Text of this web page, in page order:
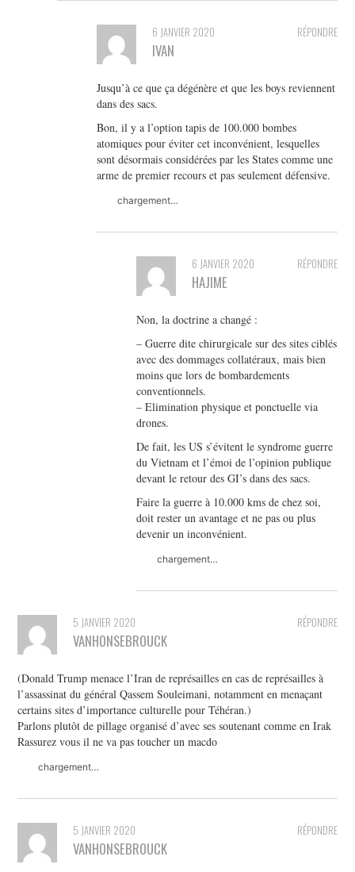
RÉPONDRE
6 JANVIER 2020
IVAN
Jusqu’à ce que ça dégénère et que les boys reviennent
dans des sacs.
Bon, il y a l’option tapis de 100.000 bombes
atomiques pour éviter cet inconvénient, lesquelles
sont désormais considérées par les States comme une
arme de premier recours et pas seulement défensive.
chargement…
RÉPONDRE
6 JANVIER 2020
HAJIME
Non, la doctrine a changé :
– Guerre dite chirurgicale sur des sites ciblés
avec des dommages collatéraux, mais bien
moins que lors de bombardements
conventionnels.
– Elimination physique et ponctuelle via
drones.
De fait, les US s’évitent le syndrome guerre
du Vietnam et l’émoi de l’opinion publique
devant le retour des GI’s dans des sacs.
Faire la guerre à 10.000 kms de chez soi,
doit rester un avantage et ne pas ou plus
devenir un inconvénient.
chargement…
RÉPONDRE
5 JANVIER 2020
VANHONSEBROUCK
(Donald Trump menace l’Iran de représailles en cas de représailles à
l’assassinat du général Qassem Souleimani, notamment en menaçant
certains sites d’importance culturelle pour Téhéran.)
Parlons plutôt de pillage organisé d’avec ses soutenant comme en Irak
Rassurez vous il ne va pas toucher un macdo
chargement…
RÉPONDRE
5 JANVIER 2020
VANHONSEBROUCK